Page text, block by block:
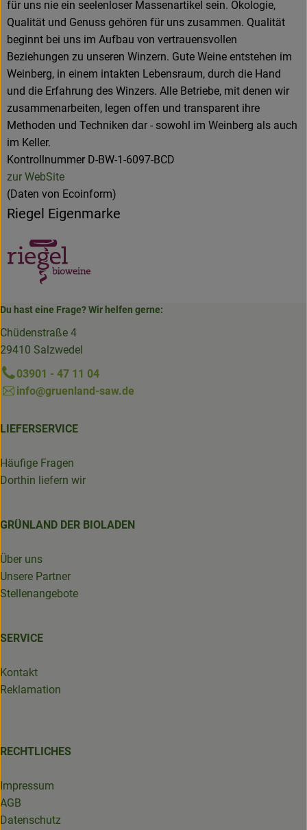
für uns nie ein seelenloser Massenartikel sein. Ökologie,
Qualität und Genuss gehören für uns zusammen. Qualität
beginnt bei uns im Aufbau von vertrauensvollen
Beziehungen zu unseren Winzern. Gute Weine entstehen im
Weinberg, in einem intakten Lebensraum, durch die Hand
und die Erfahrung des Winzers. Alle Betriebe, mit denen wir
zusammenarbeiten, legen offen und transparent ihre
Methoden und Techniken dar - sowohl im Weinberg als auch
im Keller.
Kontrollnummer D-BW-1-6097-BCD
zur WebSite
(Daten von Ecoinform)
Riegel Eigenmarke
Du hast eine Frage? Wir helfen gerne:
Chüdenstraße 4
29410 Salzwedel
03901 - 47 11 04
info@gruenland-saw.de
LIEFERSERVICE
Häufige Fragen
Dorthin liefern wir
GRÜNLAND DER BIOLADEN
Über uns
Unsere Partner
Stellenangebote
SERVICE
Kontakt
Reklamation
RECHTLICHES
Impressum
AGB
Datenschutz